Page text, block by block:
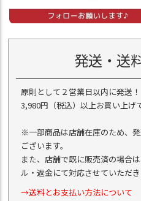
発送・送
原則として２営業日以内に発送！
3,980円（税込）以上お買い上げ
※一部商品は店舗在庫のため、
ございます。
また、店舗で既に販売済の場合
ル・返金にて対応させていただ
→送料とお支払い方法について